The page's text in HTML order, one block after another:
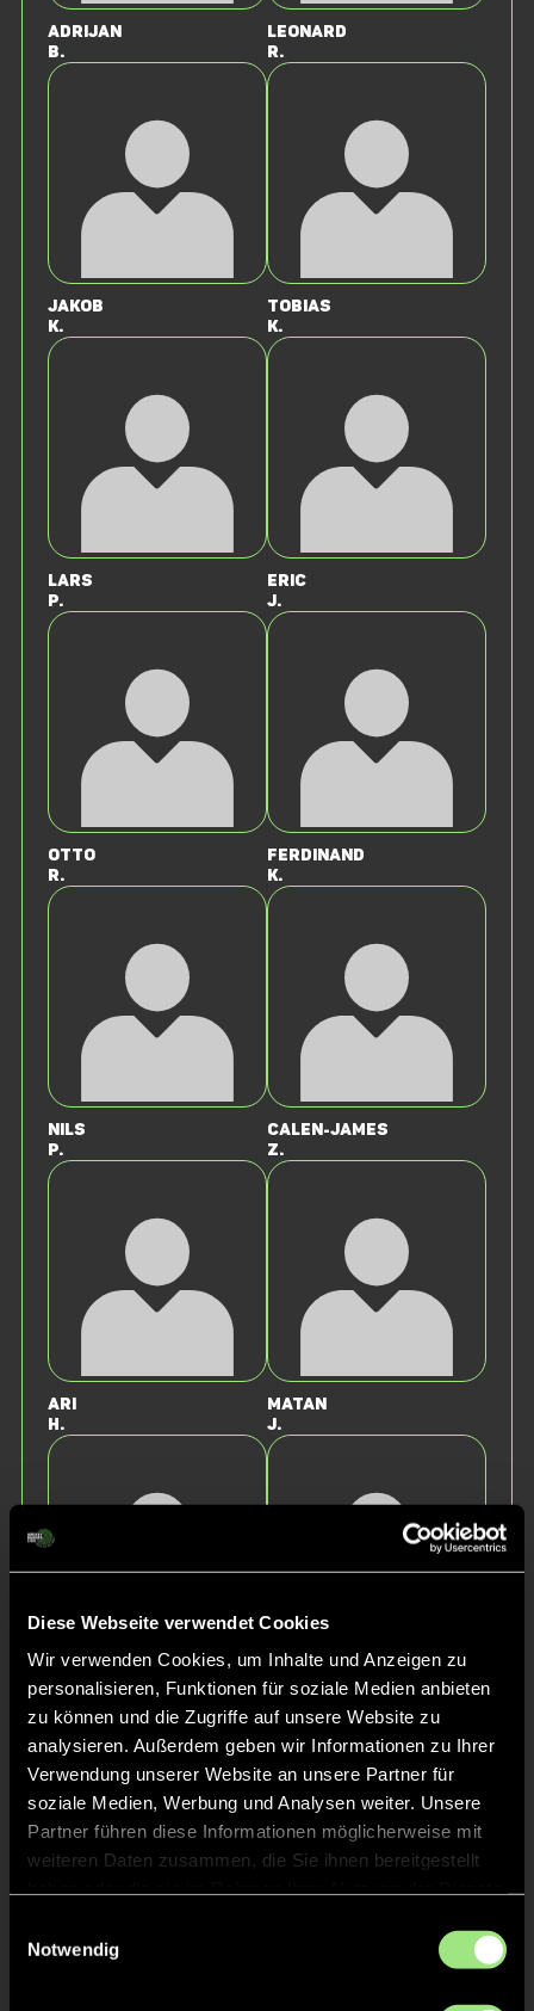
Diese Webseite verwendet Cookies
Wir verwenden Cookies, um Inhalte und Anzeigen zu
personalisieren, Funktionen für soziale Medien anbieten
zu können und die Zugriffe auf unsere Website zu
analysieren. Außerdem geben wir Informationen zu Ihrer
Verwendung unserer Website an unsere Partner für
soziale Medien, Werbung und Analysen weiter. Unsere
Partner führen diese Informationen möglicherweise mit
weiteren Daten zusammen, die Sie ihnen bereitgestellt
Notwendig
Adrijan
B.
Leonard
R.
Jakob
K.
Tobias
K.
Lars
P.
Eric
J.
Otto
R.
Ferdinand
K.
Nils
P.
Calen-James
Z.
Ari
H.
Matan
J.
H.
Jonas
S.
Vladyslav